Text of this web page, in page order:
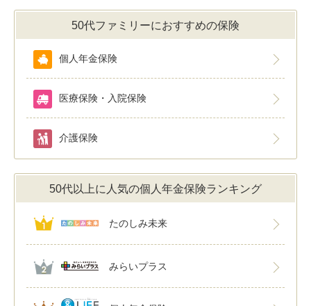
50代ファミリーにおすすめの保険
個人年金保険
医療保険・入院保険
介護保険
50代以上に人気の個人年金保険ランキング
たのしみ未来
みらいプラス